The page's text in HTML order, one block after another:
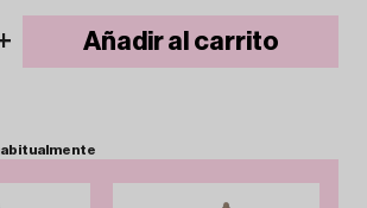
Añadir al carrito